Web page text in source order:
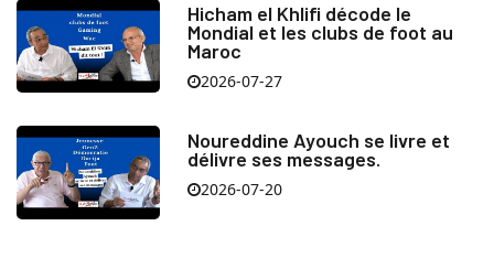
Hicham el Khlifi décode le
Mondial et les clubs de foot au
Maroc
2026-07-27
Noureddine Ayouch se livre et
délivre ses messages.
2026-07-20